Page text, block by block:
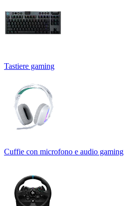
Tastiere gaming
Cuffie con microfono e audio gaming